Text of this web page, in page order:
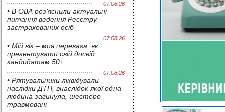
07.08.26
• В ОВА роз’яснили актуальні
питання ведення Реєстру
застрахованих осіб
07.08.26
• Мій вік – моя перевага: як
презентувати свій досвід
кандидатам 50+
07.08.26
• Pятувальники ліквідували
наслідки ДТП, внаслідок якої одна
людина загинула, шестеро –
травмовані